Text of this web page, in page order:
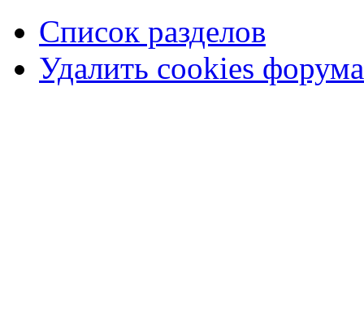
Список разделов
Удалить cookies форума